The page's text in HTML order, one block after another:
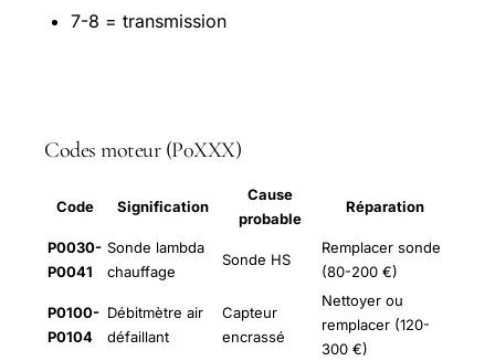
7-8 = transmission
Codes moteur (P0XXX)
Code Signification
Cause
probable
Réparation
P0030-
P0041
Sonde lambda
chauffage
Sonde HS
Remplacer sonde
(80-200 €)
P0100-
P0104
Débitmètre air
défaillant
Capteur
encrassé
Nettoyer ou
remplacer (120-
300 €)